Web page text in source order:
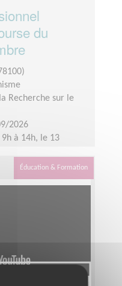
du
Recherche sur le
2026
9h à 14h, le 13
Éducation & Formation